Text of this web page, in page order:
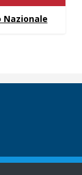
Nazionale